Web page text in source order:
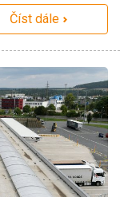
Číst dále